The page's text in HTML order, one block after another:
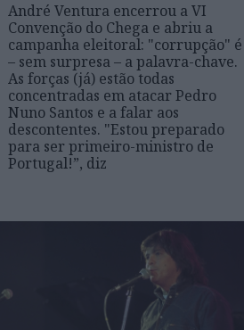
André Ventura encerrou a VI
Convenção do Chega e abriu a
campanha eleitoral: "corrupção" é
– sem surpresa – a palavra-chave.
As forças (já) estão todas
concentradas em atacar Pedro
Nuno Santos e a falar aos
descontentes. "Estou preparado
para ser primeiro-ministro de
Portugal!”, diz